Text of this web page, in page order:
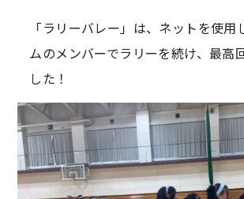
「ラリーバレー」は、ネットを使用
ムのメンバーでラリーを続け、最高
した！